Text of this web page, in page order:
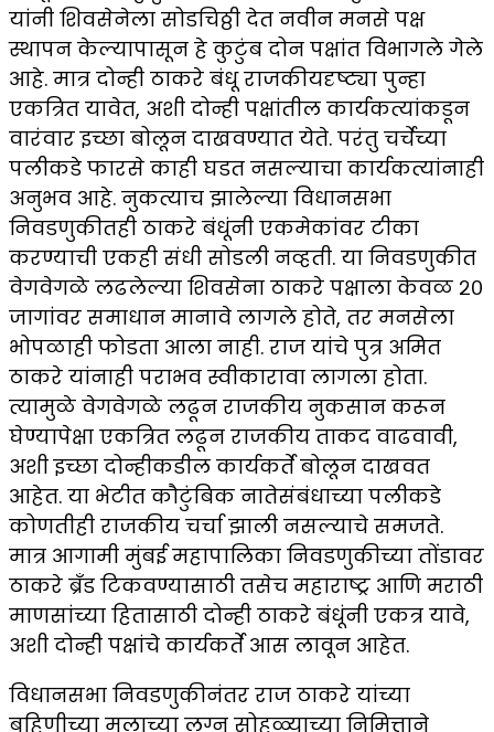
यांनी शिवसेनेला सोडचिठ्ठी देत नवीन मनसे पक्ष
स्थापन केल्यापासून हे कुटुंब दोन पक्षांत विभागले गेले
आहे. मात्र दोन्ही ठाकरे बंधू राजकीयदृष्ट्या पुन्हा
एकत्रित यावेत, अशी दोन्ही पक्षांतील कार्यकत्यांकडून
वारंवार इच्छा बोलून दाखवण्यात येते. परंतु चर्चेच्या
पलीकडे फारसे काही घडत नसल्याचा कार्यकत्यांनाही
अनुभव आहे. नुकत्याच झालेल्या विधानसभा
निवडणुकीतही ठाकरे बंधूंनी एकमेकांवर टीका
करण्याची एकही संधी सोडली नव्हती. या निवडणुकीत
वेगवेगळे लढलेल्या शिवसेना ठाकरे पक्षाला केवळ २०
जागांवर समाधान मानावे लागले होते, तर मनसेला
भोपळाही फोडता आला नाही. राज यांचे पुत्र अमित
ठाकरे यांनाही पराभव स्वीकारावा लागला होता.
त्यामुळे वेगवेगळे लढून राजकीय नुकसान करून
घेण्यापेक्षा एकत्रित लढून राजकीय ताकद वाढवावी,
अशी इच्छा दोन्हीकडील कार्यकर्ते बोलून दाखवत
आहेत. या भेटीत कौटुंबिक नातेसंबंधाच्या पलीकडे
कोणतीही राजकीय चर्चा झाली नसल्याचे समजते.
मात्र आगामी मुंबई महापालिका निवडणुकीच्या तोंडावर
ठाकरे ब्रँड टिकवण्यासाठी तसेच महाराष्ट्र आणि मराठी
माणसांच्या हितासाठी दोन्ही ठाकरे बंधूंनी एकत्र यावे,
अशी दोन्ही पक्षांचे कार्यकर्ते आस लावून आहेत.
विधानसभा निवडणुकीनंतर राज ठाकरे यांच्या
बहिणीच्या मुलाच्या लग्न सोहळ्याच्या निमित्ताने